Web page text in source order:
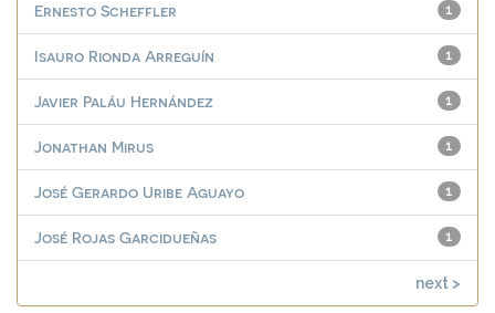
1
Ernesto Scheffler
1
Isauro Rionda Arreguín
1
Javier Paláu Hernández
1
Jonathan Mirus
1
José Gerardo Uribe Aguayo
1
José Rojas Garcidueñas
next >